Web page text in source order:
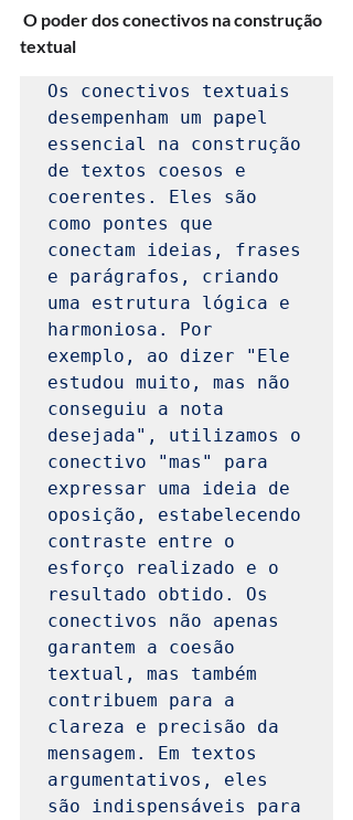
O poder dos conectivos na construção
textual
Os conectivos textuais
desempenham um papel
essencial na construção
de textos coesos e
coerentes. Eles são
como pontes que
conectam ideias, frases
e parágrafos, criando
uma estrutura lógica e
harmoniosa. Por
exemplo, ao dizer "Ele
estudou muito, mas não
conseguiu a nota
desejada", utilizamos o
conectivo "mas" para
expressar uma ideia de
oposição, estabelecendo
contraste entre o
esforço realizado e o
resultado obtido. Os
conectivos não apenas
garantem a coesão
textual, mas também
contribuem para a
clareza e precisão da
mensagem. Em textos
argumentativos, eles
são indispensáveis para